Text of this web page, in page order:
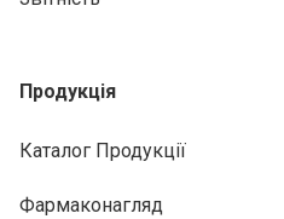
Продукція
Каталог Продукції
Фармаконагляд